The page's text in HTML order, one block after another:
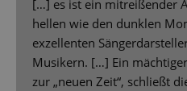
[…] es ist ein mitreißender
hellen wie den dunklen
exzellenten
Musikern. […] Ein
zur „neuen Zeit“, schließt